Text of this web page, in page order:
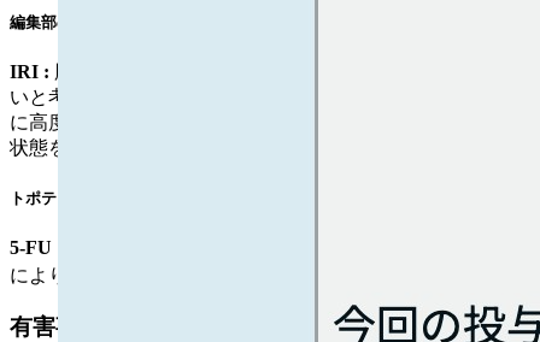
編集部の見解
IRI : 胆汁排泄が主であり､腎障害患者で排泄遅延は起きにく
いと考えられる｡ 一方､ 開発時の単独投与試験で腎障害患者
に高度な副作用の発現または症状増悪例が認められたため､
状態を十分に観察し慎重に投与する｡
トポテシン®点滴静注インタビューフォーム
5-FU :
により高アンモニア血症を来す可能性が報告されている⁴⁾｡
有害事象発現時の減量･休薬･中止基準